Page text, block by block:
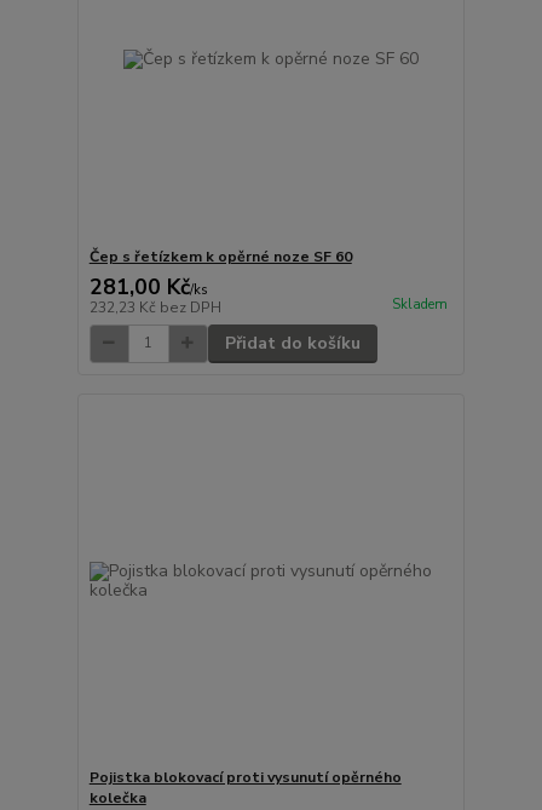
Čep s řetízkem k opěrné noze SF 60
281,00 Kč/ks
232,23 Kč bez DPH Skladem
Přidat do košíku
Pojistka blokovací proti vysunutí opěrného
kolečka